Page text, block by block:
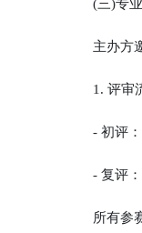
(三)专业
主办方邀
1. 评审
- 初评：猫
- 复评：评
所有参赛